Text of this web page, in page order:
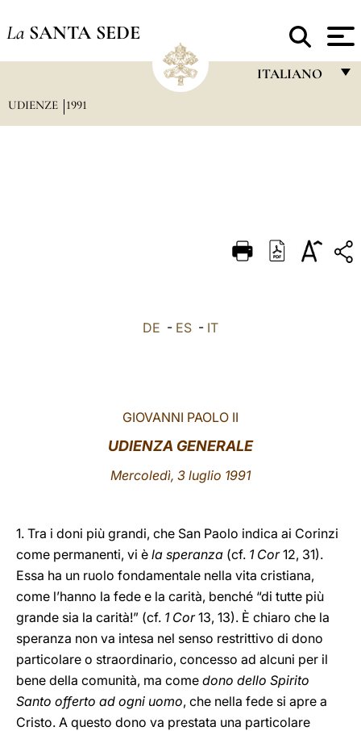
La SANTA SEDE
ITALIANO
DEUTSCH
UDIENZE 1991
DE - ES - IT
GIOVANNI PAOLO II
UDIENZA GENERALE
Mercoledì, 3 luglio 1991
1. Tra i doni più grandi, che San Paolo indica ai Corinzi
come permanenti, vi è la speranza (cf. 1 Cor12, 31).
Essa ha un ruolo fondamentale nella vita cristiana,
come l’hanno la fede e la carità, benché “di tutte più
grande sia la carità!” (cf. 1 Cor13, 13). È chiaro che la
speranza non va intesa nel senso restrittivo di dono
particolare o straordinario, concesso ad alcuni per il
bene della comunità, ma come dono dello Spirito
Santo offerto ad ogni uomo, che nella fede si apre a
Cristo. A questo dono va prestata una particolare